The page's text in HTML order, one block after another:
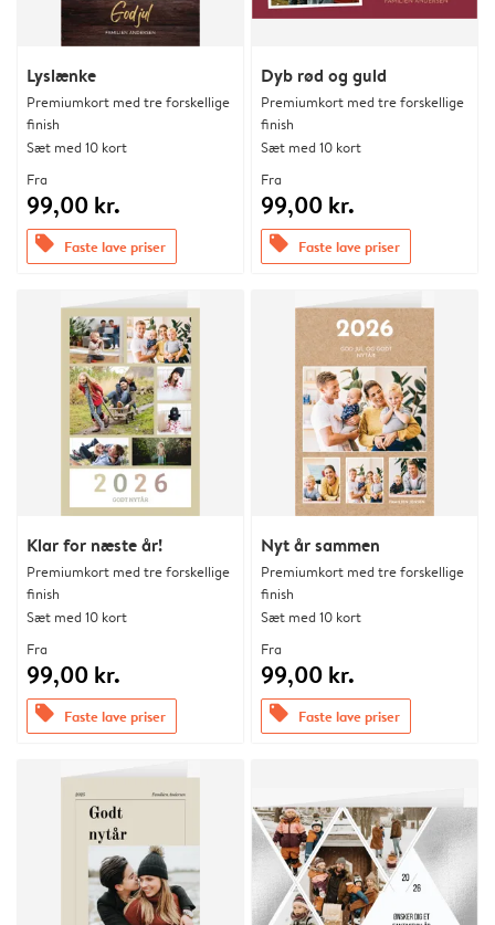
Lyslænke
Premiumkort med tre forskellige
finish
Sæt med 10 kort
Fra
99,00 kr.
offers Faste lave priser
Dyb rød og guld
Premiumkort med tre forskellige
finish
Sæt med 10 kort
Fra
99,00 kr.
offers Faste lave priser
Klar for næste år!
Premiumkort med tre forskellige
finish
Sæt med 10 kort
Fra
99,00 kr.
offers Faste lave priser
Nyt år sammen
Premiumkort med tre forskellige
finish
Sæt med 10 kort
Fra
99,00 kr.
offers Faste lave priser